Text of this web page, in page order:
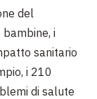
del
i
sanitario
i 210
di salute